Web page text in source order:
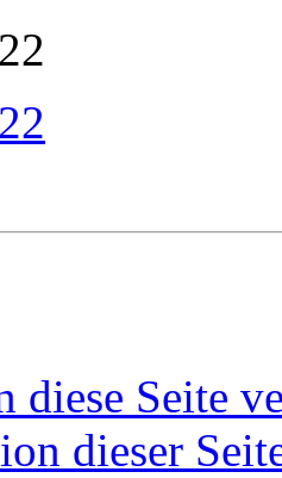
diese Seite
dieser